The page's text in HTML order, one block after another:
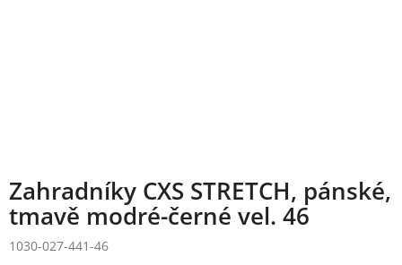
Zahradníky CXS STRETCH, pánské,
tmavě modré-černé vel. 46
1030-027-441-46